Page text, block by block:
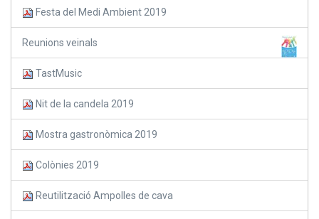
Festa del Medi Ambient 2019
Reunions veinals
TastMusic
Nit de la candela 2019
Mostra gastronòmica 2019
Colònies 2019
Reutilització Ampolles de cava